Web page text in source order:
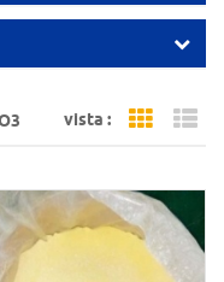
vista : Grid